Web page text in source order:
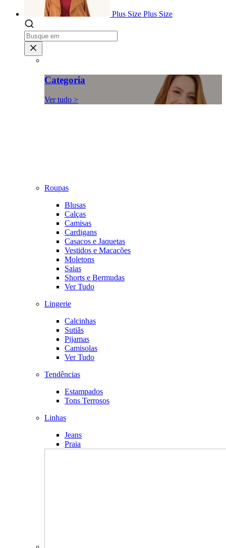
Plus Size Plus Size
Categoria
Ver tudo >
Roupas
Blusas
Calças
Camisas
Cardigans
Casacos e Jaquetas
Vestidos e Macacões
Moletons
Saias
Shorts e Bermudas
Ver Tudo
Lingerie
Calcinhas
Sutiãs
Pijamas
Camisolas
Ver Tudo
Tendências
Estampados
Tons Terrosos
Linhas
Jeans
Praia